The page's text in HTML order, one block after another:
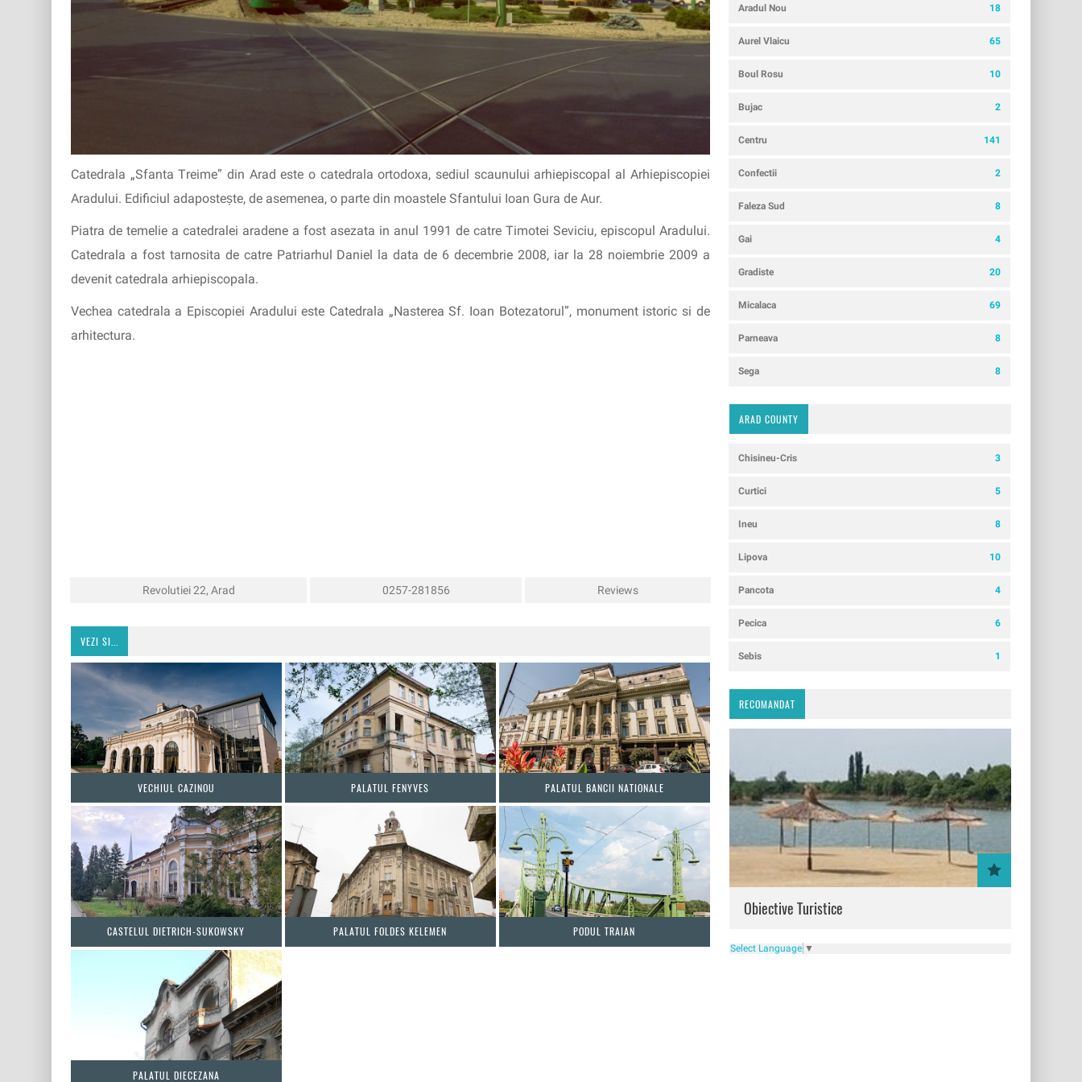
Catedrala „Sfanta Treime” din Arad este o catedrala ortodoxa, sediul scaunului arhiepiscopal al Arhiepiscopiei
Aradului. Edificiul adapostește, de asemenea, o parte din moastele Sfantului Ioan Gura de Aur.
Piatra de temelie a catedralei aradene a fost asezata in anul 1991 de catre Timotei Seviciu, episcopul Aradului.
Catedrala a fost tarnosita de catre Patriarhul Daniel la data de 6 decembrie 2008, iar la 28 noiembrie 2009 a
devenit catedrala arhiepiscopala.
Vechea catedrala a Episcopiei Aradului este Catedrala „Nasterea Sf. Ioan Botezatorul”, monument istoric si de
arhitectura.
Revolutiei 22, Arad 0257-281856 Reviews
VEZI SI...
VECHIUL CAZINOU PALATUL FENYVES PALATUL BANCII NATIONALE
CASTELUL DIETRICH-SUKOWSKY PALATUL FOLDES KELEMEN PODUL TRAIAN
PALATUL DIECEZANA
Aradul Nou 18
Aurel Vlaicu 65
Boul Rosu 10
Bujac 2
Centru 141
Confectii 2
Faleza Sud 8
Gai 4
Gradiste 20
Micalaca 69
Parneava 8
Sega 8
ARAD COUNTY
Chisineu-Cris 3
Curtici 5
Ineu 8
Lipova 10
Pancota 4
Pecica 6
Sebis 1
RECOMANDAT
Obiective Turistice
Select Language ▼